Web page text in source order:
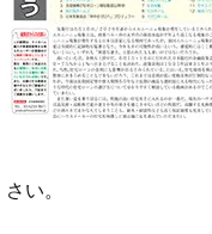
さい。